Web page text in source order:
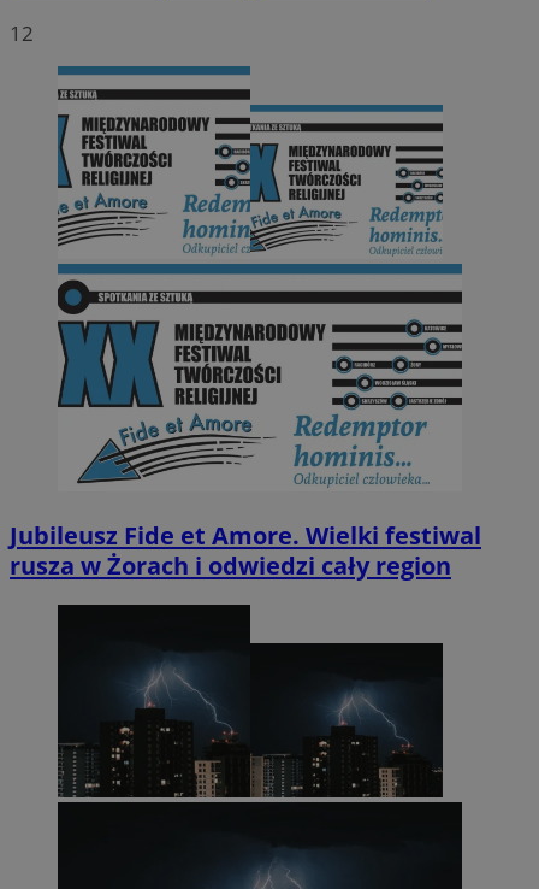
12
Jubileusz Fide et Amore. Wielki festiwal
rusza w Żorach i odwiedzi cały region